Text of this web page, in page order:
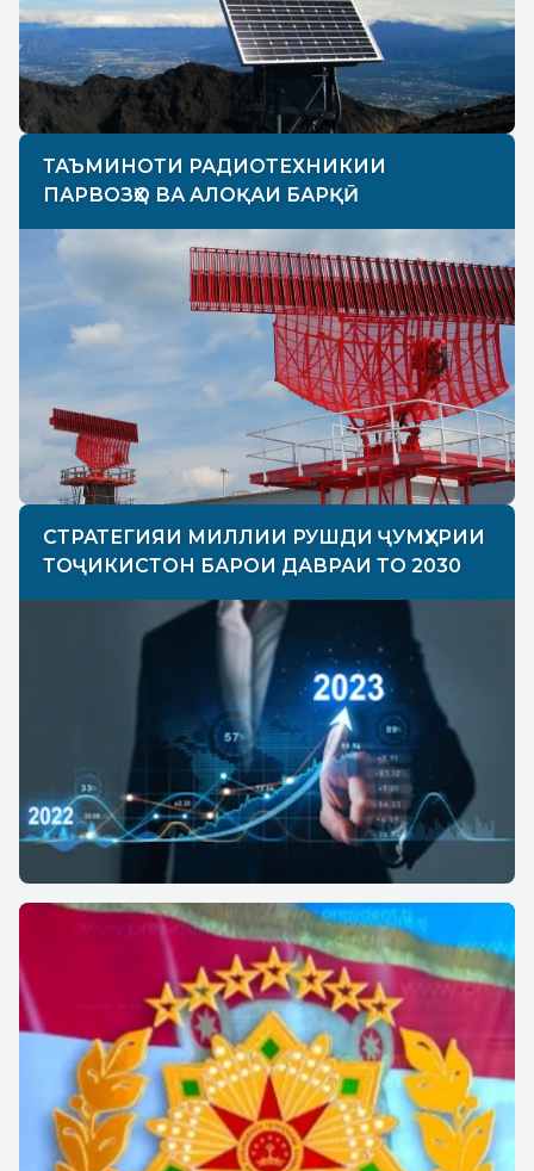
ТАЪМИНОТИ РАДИОТЕХНИКИИ
ПАРВОЗҲО ВА АЛОҚАИ БАРҚӢ
СТРАТЕГИЯИ МИЛЛИИ РУШДИ ҶУМҲУРИИ
ТОҶИКИСТОН БАРОИ ДАВРАИ ТО 2030